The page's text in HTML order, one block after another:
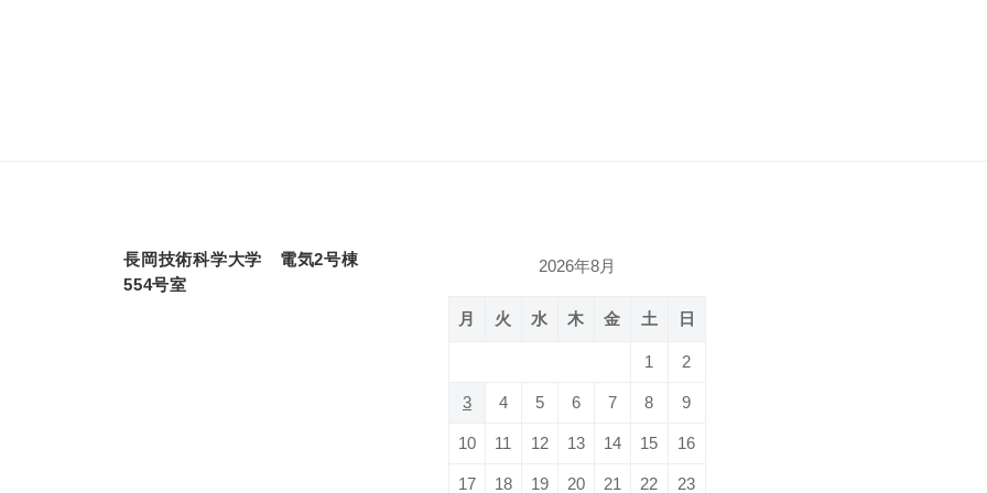
長岡技術科学大学 電気2号棟
554号室
2026年8月
月 火 水 木 金 土 日
1 2
3 4 5 6 7 8 9
10 11 12 13 14 15 16
17 18 19 20 21 22 23